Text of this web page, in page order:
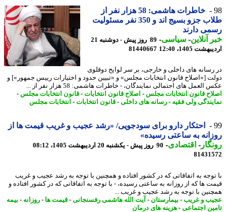
خاطرات هاشمی: 58 هزار نفر از
طلاب جزو بسیج اند و 350 نفر مسئولیت
دارند
آنلاین-سیاسی-
89 روز پیش - دوشنبه 21
1405، 12:40
81440667
های داخلی و خارجی، بر سر لوایح دوقلوی
[«اصلاح قانون انتخابات مجلس» و «تبیین حدود و اختیارات رییس جمهور»] و
های احتمالی نمایندگان، - خاطرات هاشمی: 58 هزار نفر از ...
قانون انتخابات مجلس-اصلاح قانون انتخابات-قانون انتخابات مجلس-
ولی فقیه -رسانه های داخلی -قانون انتخابات-انتخابات مجلس
احتکار دارو برای سودجویی/ «رشد عجیب و غریب قیمت ها از
به ساعتی رسیده»
-اقتصادی-90 روز پیش - یکشنبه 20 اردیبهشت 1405، 08:12
به اتفاقاتی که در کشور افتاده و همچنین با توجه به رشد عجیب و غریب
ها که از روزانه به ساعتی رسیده، - با توجه به اتفاقاتی که در کشور افتاده و
با توجه به رشد عجیب و غریب ...
و غریب-بیمارستان-آیت الله هاشمی رفسنجانی-قیمت ها- روزانه-
بیمه
اجتماعی-هزینه های درمان